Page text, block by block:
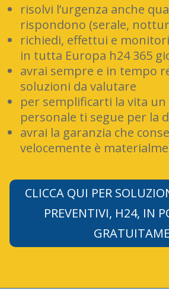
risolvi l’urgenza anche
rispondono (serale,
richiedi, effettui e
in tutta Europa h24 365
avrai sempre e in tempo
soluzioni da valutare
per semplificarti la vita
personale ti segue per la
avrai la garanzia che
velocemente è
CLICCA QUI PER
PREVENTIVI, H24, IN